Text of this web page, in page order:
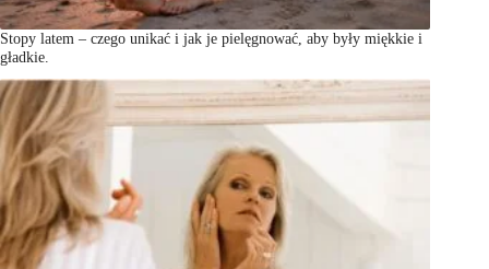
Stopy latem – czego unikać i jak je pielęgnować, aby były miękkie i
gładkie.